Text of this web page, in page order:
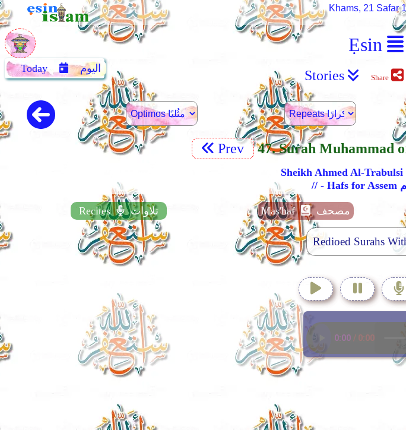
Ẹsin
Khams, 21 Safar
Today اليوم Stories Share
Prev
Recites تلاوات Mas'haf مصحف